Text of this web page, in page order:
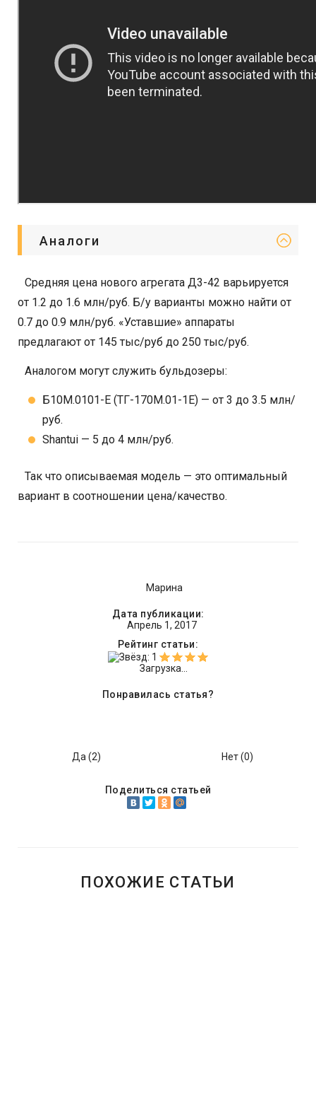
Аналоги
Средняя цена нового агрегата Д3-42 варьируется
от 1.2 до 1.6 млн/руб. Б/у варианты можно найти от
0.7 до 0.9 млн/руб. «Уставшие» аппараты
предлагают от 145 тыс/руб до 250 тыс/руб.
Аналогом могут служить бульдозеры:
Б10М.0101-Е (ТГ-170М.01-1Е) — от 3 до 3.5 млн/
руб.
Shantui — 5 до 4 млн/руб.
Так что описываемая модель — это оптимальный
вариант в соотношении цена/качество.
Марина
Дата публикации:
Апрель 1, 2017
Рейтинг статьи:
Загрузка...
Понравилась статья?
Да (2) Нет (0)
Поделиться статьей
ПОХОЖИЕ СТАТЬИ